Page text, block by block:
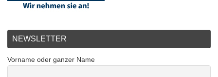
NEWSLETTER
Vorname oder ganzer Name